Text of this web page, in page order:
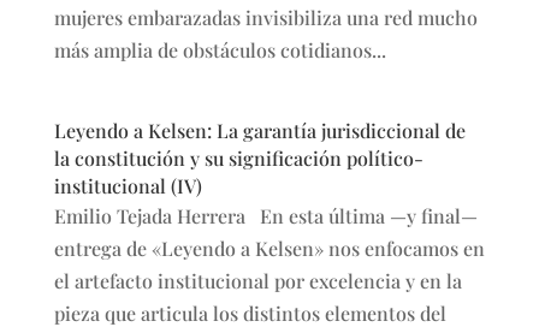
mujeres embarazadas invisibiliza una red mucho
más amplia de obstáculos cotidianos...
Leyendo a Kelsen: La garantía jurisdiccional de
la constitución y su significación político-
institucional (IV)
Emilio Tejada Herrera En esta última —y final—
entrega de «Leyendo a Kelsen» nos enfocamos en
el artefacto institucional por excelencia y en la
pieza que articula los distintos elementos del